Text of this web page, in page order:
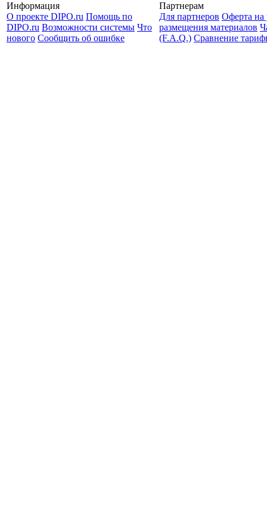
Информация
О проекте DIPO.ru Помощь по
DIPO.ru Возможности системы Что
нового Сообщить об ошибке
Партнерам
Для партнеров Оферта на
размещения материалов
(F.A.Q.) Cравнение